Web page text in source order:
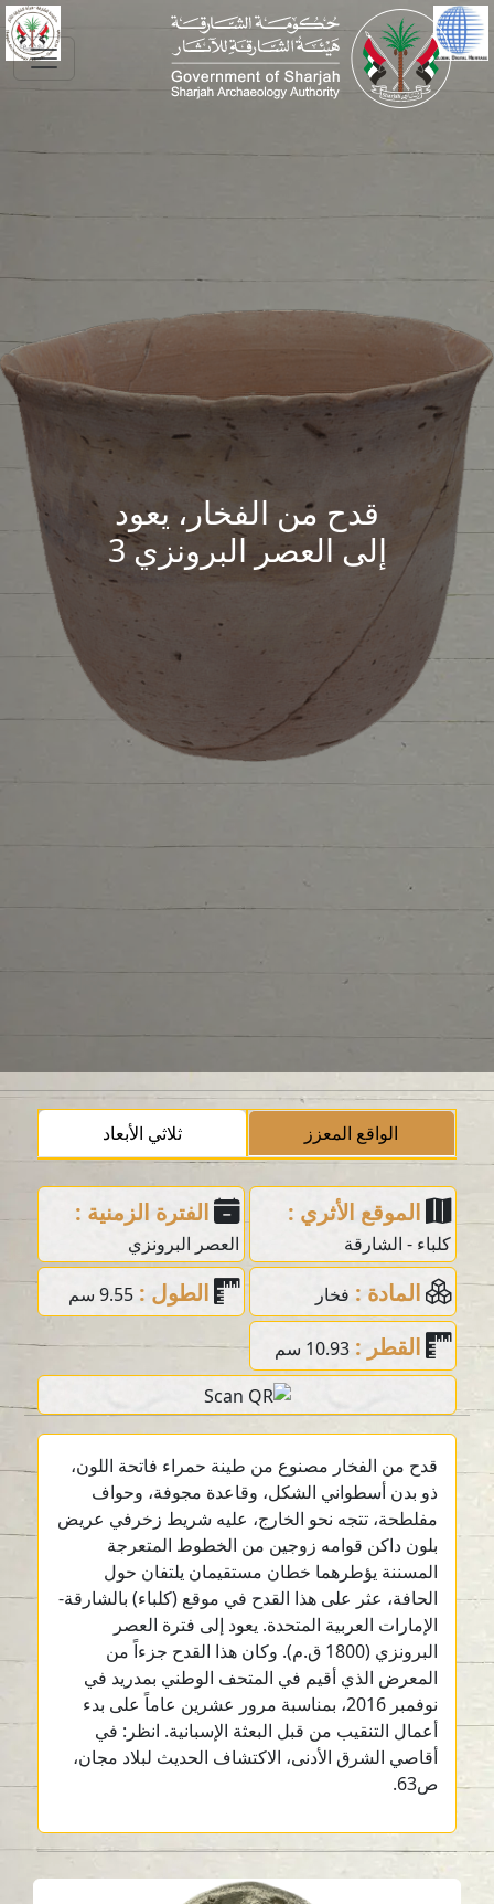
Skip to main
قدح من الفخار، يعود
إلى العصر البرونزي 3
الواقع المعزز ثلاثي الأبعاد
الموقع الأثري :
كلباء - الشارقة
الفترة الزمنية :
العصر البرونزي
المادة : فخار الطول : 9.55 سم
القطر : 10.93 سم
قدح من الفخار مصنوع من طينة حمراء فاتحة اللون،
ذو بدن أسطواني الشكل، وقاعدة مجوفة، وحواف
مفلطحة، تتجه نحو الخارج، عليه شريط زخرفي عريض
بلون داكن قوامه زوجين من الخطوط المتعرجة
المسننة يؤطرهما خطان مستقيمان يلتفان حول
الحافة، عثر على هذا القدح في موقع (كلباء) بالشارقة-
الإمارات العربية المتحدة. يعود إلى فترة العصر
البرونزي (1800 ق.م). وكان هذا القدح جزءاً من
المعرض الذي أقيم في المتحف الوطني بمدريد في
نوفمبر 2016، بمناسبة مرور عشرين عاماً على بدء
أعمال التنقيب من قبل البعثة الإسبانية. انظر: في
أقاصي الشرق الأدنى، الاكتشاف الحديث لبلاد مجان،
ص63.